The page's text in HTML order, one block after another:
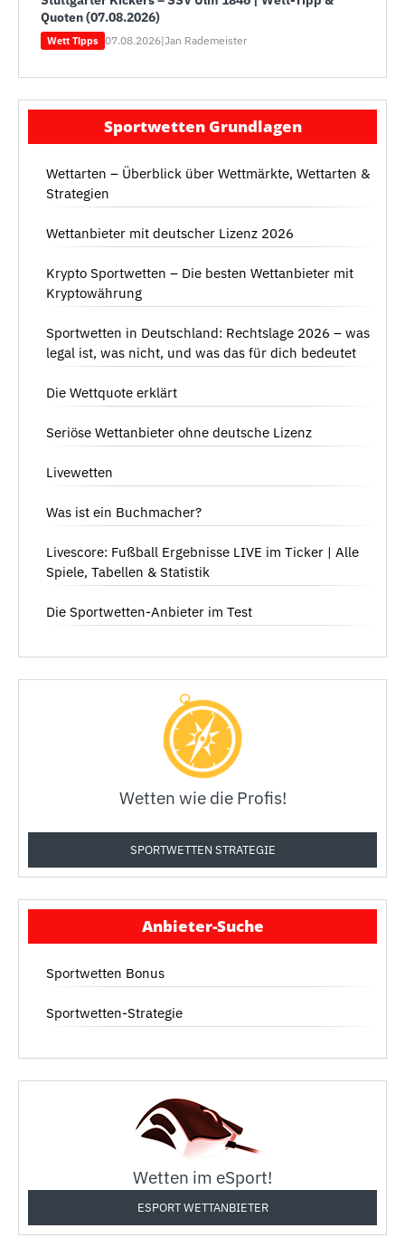
Quoten (07.08.2026)
Wett Tipps 07.08.2026|Jan Rademeister
Sportwetten Grundlagen
Wettarten – Überblick über Wettmärkte, Wettarten &
Strategien
Wettanbieter mit deutscher Lizenz 2026
Krypto Sportwetten – Die besten Wettanbieter mit
Kryptowährung
Sportwetten in Deutschland: Rechtslage 2026 – was
legal ist, was nicht, und was das für dich bedeutet
Die Wettquote erklärt
Seriöse Wettanbieter ohne deutsche Lizenz
Livewetten
Was ist ein Buchmacher?
Livescore: Fußball Ergebnisse LIVE im Ticker | Alle
Spiele, Tabellen & Statistik
Die Sportwetten-Anbieter im Test
Wetten wie die Profis!
SPORTWETTEN STRATEGIE
Anbieter-Suche
Sportwetten Bonus
Sportwetten-Strategie
Wetten im eSport!
ESPORT WETTANBIETER